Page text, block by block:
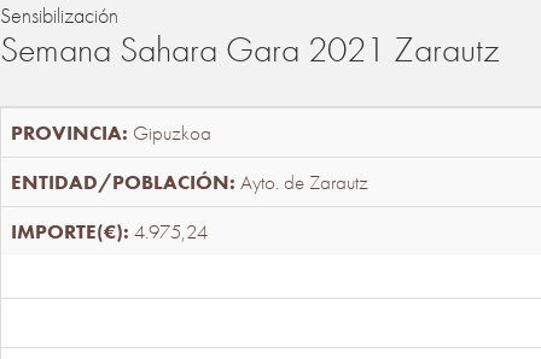
Sensibilización
Semana Sahara Gara 2021 Zarautz
Gipuzkoa
Ayto. de Zarautz
4.975,24